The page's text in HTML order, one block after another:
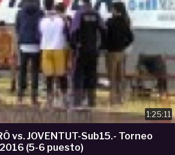
1:25:11
vs. JOVENTUT-Sub15.- Torneo
(5-6 puesto)